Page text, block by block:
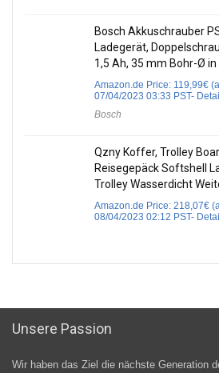
Bosch Akkuschrauber
Ladegerät,
1,5 Ah, 35 mm Bohr-Ø in
Amazon.de Price: 119,99€
07/04/2023 03:33 PST-
Bosch
Qzny Koffer, Trolley
Reisegepäck Softshell
Trolley Wasserdicht
Amazon.de Price: 218,07€
08/04/2023 02:12 PST-
Unsere Passion
Wir haben das Ziel die nächste Generation